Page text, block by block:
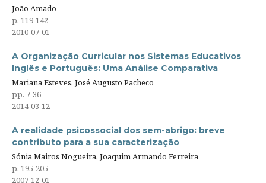
João Amado
p. 119-142
2010-07-01
A Organização Curricular nos Sistemas Educativos
Inglês e Português: Uma Análise Comparativa
Mariana Esteves, José Augusto Pacheco
pp. 7-36
2014-03-12
A realidade psicossocial dos sem-abrigo: breve
contributo para a sua caracterização
Sónia Mairos Nogueira, Joaquim Armando Ferreira
p. 195-205
2007-12-01